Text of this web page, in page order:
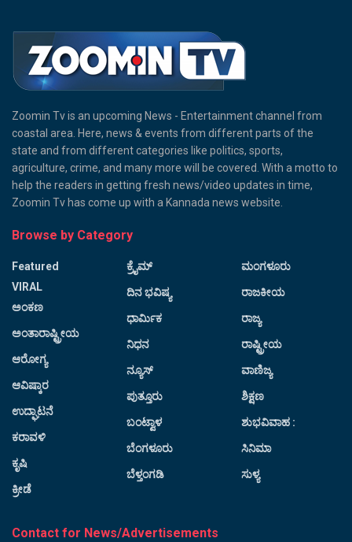
Zoomin Tv is an upcoming News - Entertainment channel from
coastal area. Here, news & events from different parts of the
state and from different categories like politics, sports,
agriculture, crime, and many more will be covered. With a motto to
help the readers in getting fresh news/video updates in time,
Zoomin Tv has come up with a Kannada news website.
Browse by Category
Featured
VIRAL
ಅಂಕಣ
ಅಂತಾರಾಷ್ಟ್ರೀಯ
ಆರೋಗ್ಯ
ಆವಿಷ್ಕಾರ
ಉದ್ಘಾಟನೆ
ಕರಾವಳಿ
ಕೃಷಿ
ಕ್ರೀಡೆ
ಕ್ರೈಮ್
ದಿನ ಭವಿಷ್ಯ
ಧಾರ್ಮಿಕ
ನಿಧನ
ನ್ಯೂಸ್
ಪುತ್ತೂರು
ಬಂಟ್ವಾಳ
ಬೆಂಗಳೂರು
ಬೆಳ್ತಂಗಡಿ
ಮಂಗಳೂರು
ರಾಜಕೀಯ
ರಾಜ್ಯ
ರಾಷ್ಟ್ರೀಯ
ವಾಣಿಜ್ಯ
ಶಿಕ್ಷಣ
ಶುಭವಿವಾಹ :
ಸಿನಿಮಾ
ಸುಳ್ಯ
Contact for News/Advertisements